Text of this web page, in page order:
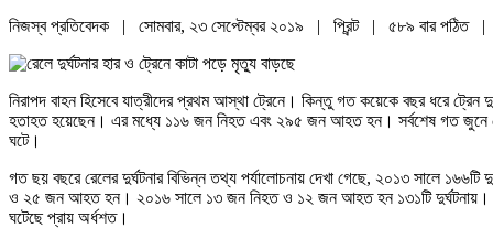
নিজস্ব প্রতিবেদক | সোমবার, ২৩ সেপ্টেম্বর ২০১৯ | প্রিন্ট | ৫৮৯ বার পঠিত |
নিরাপদ বাহন হিসেবে যাত্রীদের প্রথম আস্থা ট্রেনে। কিন্তু গত কয়েকে বছর ধরে
হতাহত হয়েছেন। এর মধ্যে ১১৬ জন নিহত এবং ২৯৫ জন আহত হন। সর্বশেষ গত জুনে
ঘটে।
গত ছয় বছরে রেলের দুর্ঘটনার বিভিন্ন তথ্য পর্যালোচনায় দেখা গেছে, ২০১৩ সালে
ও ২৫ জন আহত হন। ২০১৬ সালে ১৩ জন নিহত ও ১২ জন আহত হন ১৩১টি দুর্ঘটনায়।
ঘটেছে প্রায় অর্ধশত।